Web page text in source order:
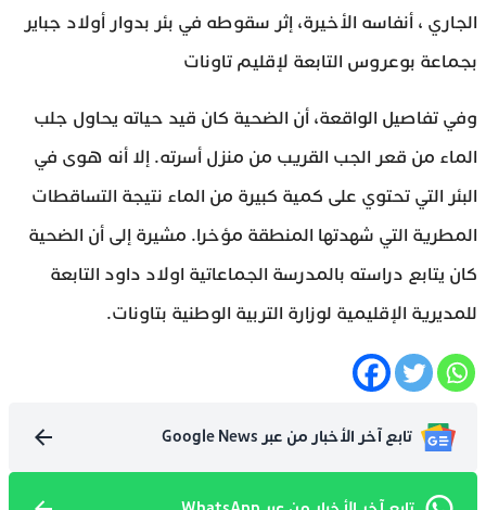
الجاري ، أنفاسه الأخيرة، إثر سقوطه في بئر بدوار أولاد جباير
بجماعة بوعروس التابعة لإقليم تاونات
وفي تفاصيل الواقعة، أن الضحية كان قيد حياته يحاول جلب
الماء من قعر الجب القريب من منزل أسرته. إلا أنه هوى في
البئر التي تحتوي على كمية كبيرة من الماء نتيجة التساقطات
المطرية التي شهدتها المنطقة مؤخرا. مشيرة إلى أن الضحية
كان يتابع دراسته بالمدرسة الجماعاتية اولاد داود التابعة
للمديرية الإقليمية لوزارة التربية الوطنية بتاونات.
تابع آخر الأخبار من عبر Google News